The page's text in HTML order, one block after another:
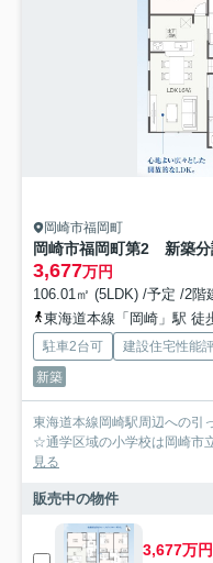
岡崎市福岡町
岡崎市福岡町第2 新築
3,677万円
106.01㎡ (5LDK) /予定 /2階
東海道本線「岡崎」駅 徒
駐車2台可 建設住宅性能
新築
東海道本線岡崎駅周辺への引
☆通学区域の小学校は岡崎市
見る
販売中の物件
3,677万円